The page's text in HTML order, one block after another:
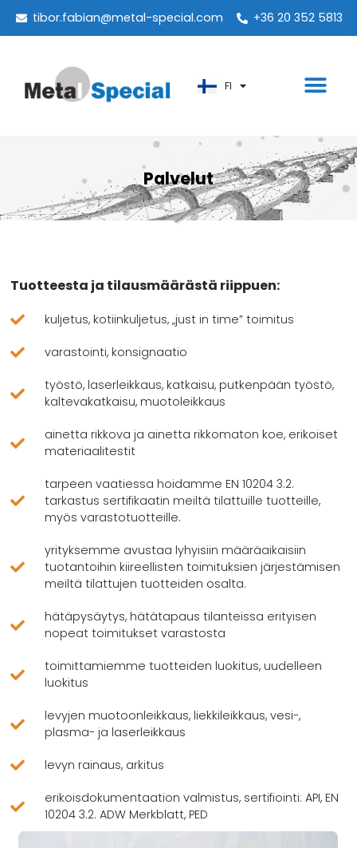
tibor.fabian@metal-special.com +36 20 352 5813
FI
KO
AR
Palvelut
Tuotteesta ja tilausmäärästä riippuen:
kuljetus, kotiinkuljetus, „just in time” toimitus
varastointi, konsignaatio
työstö, laserleikkaus, katkaisu, putkenpään työstö,
kaltevakatkaisu, muotoleikkaus
ainetta rikkova ja ainetta rikkomaton koe, erikoiset
materiaalitestit
tarpeen vaatiessa hoidamme EN 10204 3.2.
tarkastus sertifikaatin meiltä tilattuille tuotteille,
myös varastotuotteille.
yrityksemme avustaa lyhyisiin määräaikaisiin
tuotantoihin kiireellisten toimituksien järjestämisen
meiltä tilattujen tuotteiden osalta.
hätäpysäytys, hätätapaus tilanteissa erityisen
nopeat toimitukset varastosta
toimittamiemme tuotteiden luokitus, uudelleen
luokitus
levyjen muotoonleikkaus, liekkileikkaus, vesi-,
plasma- ja laserleikkaus
levyn rainaus, arkitus
erikoisdokumentaation valmistus, sertifiointi: API, EN
10204 3.2. ADW Merkblatt, PED